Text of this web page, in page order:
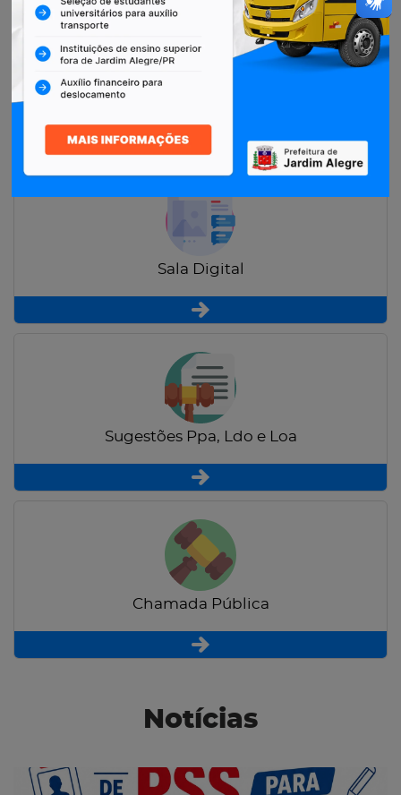
Restituição de Contribuintes
Sala Digital
Sugestões Ppa, Ldo e Loa
Chamada Pública
Notícias